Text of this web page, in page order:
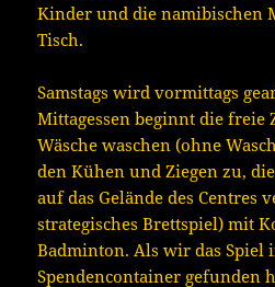
Kinder und die namibischen
Tisch.
Samstags wird vormittags
Mittagessen beginnt die freie
Wäsche waschen (ohne
den Kühen und Ziegen zu,
auf das Gelände des Centres
strategisches Brettspiel) mit
Badminton. Als wir das Spiel
Spendencontainer gefunden